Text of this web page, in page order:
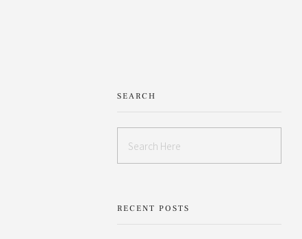
SEARCH
RECENT POSTS